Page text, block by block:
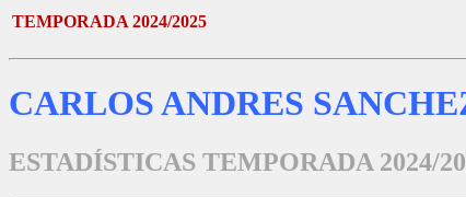
TEMPORADA 2024/2025
CARLOS ANDRES
ESTADÍSTICAS TEMPORADA 2024/